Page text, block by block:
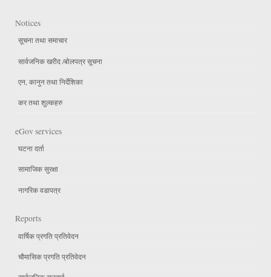
Notices
सूचना तथा समाचार
सार्वजनिक खरीद /बोलपत्र सूचना
एन, कानुन तथा निर्देशिका
कर तथा शुल्कहरु
eGov services
घटना दर्ता
सामाजिक सुरक्षा
नागरिक वडापत्र
Reports
वार्षिक प्रगति प्रतिवेदन
चौमासिक प्रगति प्रतिवेदन